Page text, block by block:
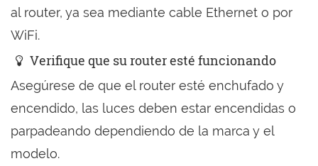
al router, ya sea mediante cable Ethernet o por
WiFi.
Verifique que su router esté funcionando
Asegúrese de que el router esté enchufado y
encendido, las luces deben estar encendidas o
parpadeando dependiendo de la marca y el
modelo.